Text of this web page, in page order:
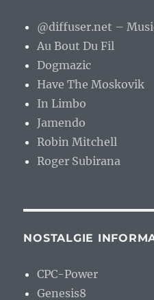
@diffuser.net –
Au Bout Du Fil
Dogmazic
Have The Moskovik
In Limbo
Jamendo
Robin Mitchell
Roger Subirana
NOSTALGIE
CPC-Power
Genesis8